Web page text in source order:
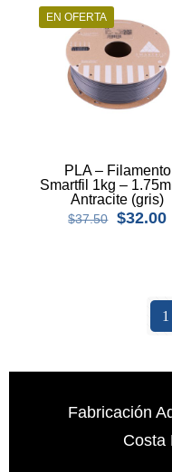
EN OFERTA
PLA – Filamento
Smartfil 1kg –
Antracite (gris)
$37.50 $32.00
1
Fabricación
Costa